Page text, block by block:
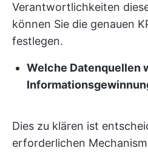
Verantwortlichkeiten
können Sie die genauen
festlegen.
Welche Datenquellen
Dies zu klären ist
erforderlichen